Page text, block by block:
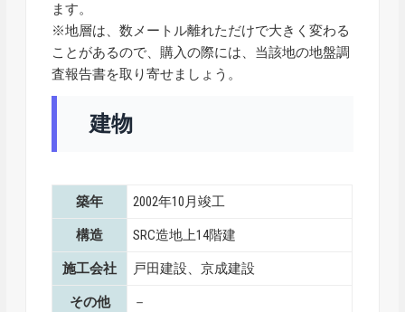
ます。
※地層は、数メートル離れただけで大きく変わる
ことがあるので、購入の際には、当該地の地盤調
査報告書を取り寄せましょう。
建物
築年 2002年10月竣工
構造 SRC造地上14階建
施工会社 戸田建設、京成建設
その他 －